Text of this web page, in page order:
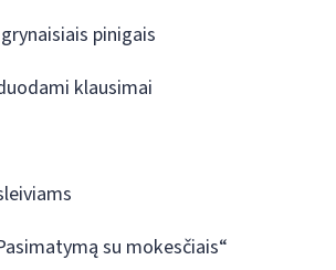
pinigais
klausimai
su mokesčiais“